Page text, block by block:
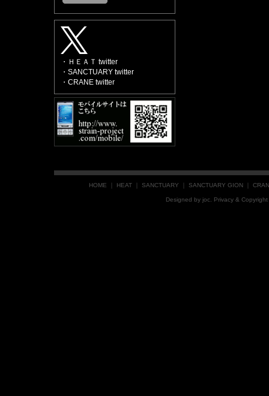
・ＨＥＡＴ twitter
・SANCTUARY twitter
・CRANE twitter
HOME HEAT SANCTUARY SANCTUARY GION
Designed by joc . Privacy &